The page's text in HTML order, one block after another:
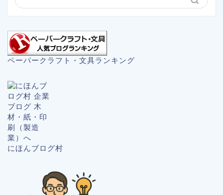
ペーパークラフト・文具ランキング
にほんブログ村